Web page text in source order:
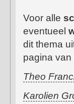
Voor alle
eventueel
dit thema
pagina
Theo
Karolien